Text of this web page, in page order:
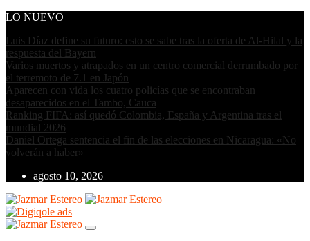
LO NUEVO
Luis Díaz define su futuro: esto se sabe tras la oferta de Al-Hilal y la
respuesta del Bayern
Varios muertos y atrapados en un centro comercial derrumbado por
el terremoto de 7.1 en Japón
Aparecen con vida los cuatro policías que se encontraban
desaparecidos en el Tambo, Cauca
Ranking FIFA: así quedó Colombia, España y Argentina tras el
mundial 2026
Daniel Ortega sentencia el fin de las elecciones en Nicaragua: «No
volverán a haber»
agosto 10, 2026